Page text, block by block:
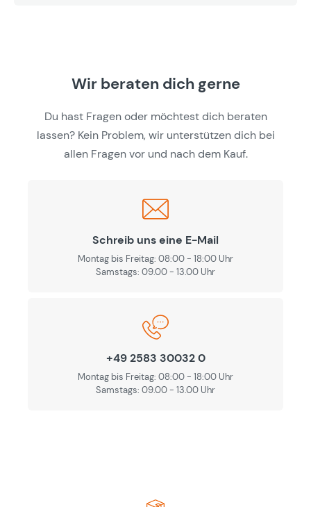
Wir beraten dich gerne
Du hast Fragen oder möchtest dich beraten
lassen? Kein Problem, wir unterstützen dich bei
allen Fragen vor und nach dem Kauf.
Schreib uns eine E-Mail
Montag bis Freitag: 08:00 - 18:00 Uhr
Samstags: 09.00 - 13.00 Uhr
+49 2583 30032 0
Montag bis Freitag: 08:00 - 18:00 Uhr
Samstags: 09.00 - 13.00 Uhr